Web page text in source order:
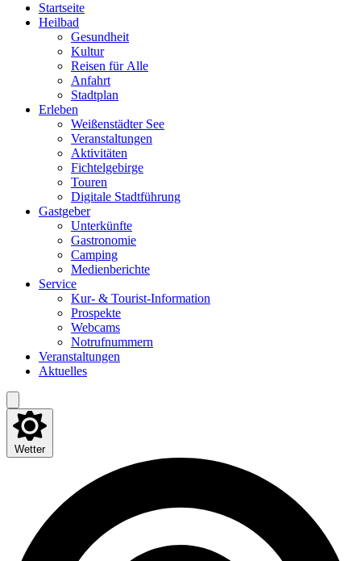
Start­sei­te
Heil­bad
Gesund­heit
Kul­tur
Rei­sen für Alle
Anfahrt
Stadt­plan
Erle­ben
Wei­ßen­städ­ter See
Ver­an­stal­tun­gen
Akti­vi­tä­ten
Fich­tel­ge­bir­ge
Tou­ren
Digi­ta­le Stadtführung
Gast­ge­ber
Unter­künf­te
Gas­tro­no­mie
Cam­ping
Medi­en­be­rich­te
Ser­vice
Kur- & Tourist-Information
Pro­spek­te
Web­cams
Not­ruf­num­mern
Ver­an­stal­tun­gen
Aktu­el­les
Wetter